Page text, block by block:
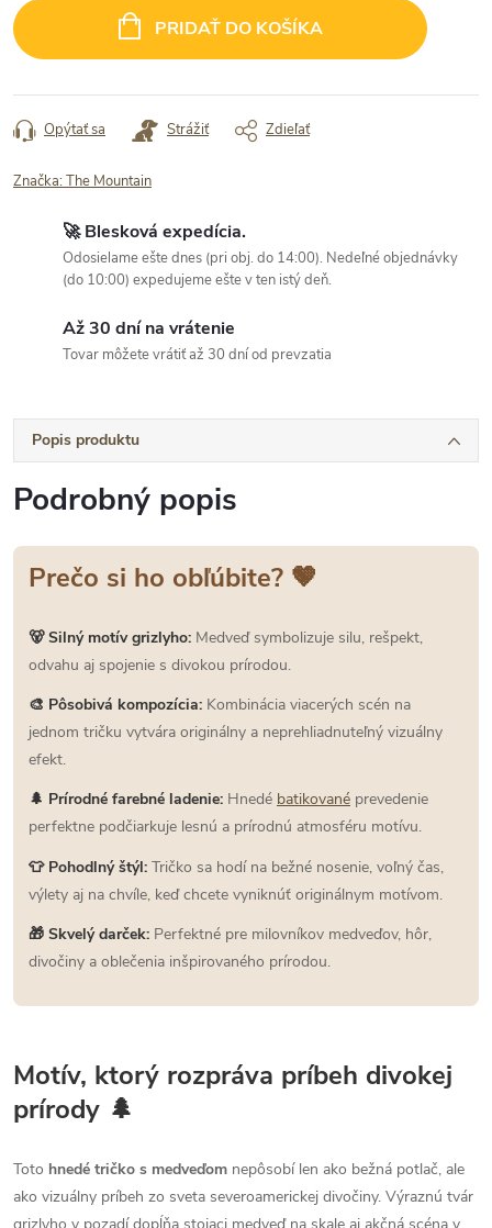
cena:
PRIDAŤ DO KOŠÍKA
Opýtať sa Strážiť Zdieľať
Značka:The Mountain
🚀 Blesková expedícia.
Odosielame ešte dnes (pri obj. do 14:00). Nedeľné objednávky
(do 10:00) expedujeme ešte v ten istý deň.
Až 30 dní na vrátenie
Tovar môžete vrátiť až 30 dní od prevzatia
Popis produktu
Podrobný popis
Prečo si ho obľúbite? 🤎
🐻 Silný motív grizlyho: Medveď symbolizuje silu, rešpekt,
odvahu aj spojenie s divokou prírodou.
🎨 Pôsobivá kompozícia: Kombinácia viacerých scén na
jednom tričku vytvára originálny a neprehliadnuteľný vizuálny
efekt.
🌲 Prírodné farebné ladenie: Hnedé batikované prevedenie
perfektne podčiarkuje lesnú a prírodnú atmosféru motívu.
👕 Pohodlný štýl: Tričko sa hodí na bežné nosenie, voľný čas,
výlety aj na chvíle, keď chcete vyniknúť originálnym motívom.
🎁 Skvelý darček: Perfektné pre milovníkov medveďov, hôr,
divočiny a oblečenia inšpirovaného prírodou.
Motív, ktorý rozpráva príbeh divokej
prírody 🌲
Toto hnedé tričko s medveďom nepôsobí len ako bežná potlač, ale
ako vizuálny príbeh zo sveta severoamerickej divočiny. Výraznú tvár